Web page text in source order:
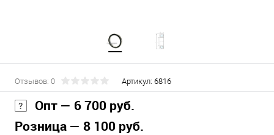
Отзывов: 0 Артикул: 6816
Опт — 6 700 руб.
Розница — 8 100 руб.